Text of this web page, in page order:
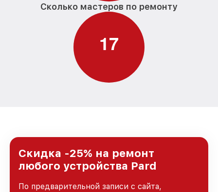
Сколько мастеров по ремонту
17
Скидка -25% на ремонт
любого устройства Pard
По предварительной записи с сайта,